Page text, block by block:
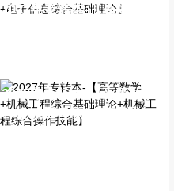
2027年专转本-【高等数学
2027年专转本-【高等数学
+机械工程综合基础理论